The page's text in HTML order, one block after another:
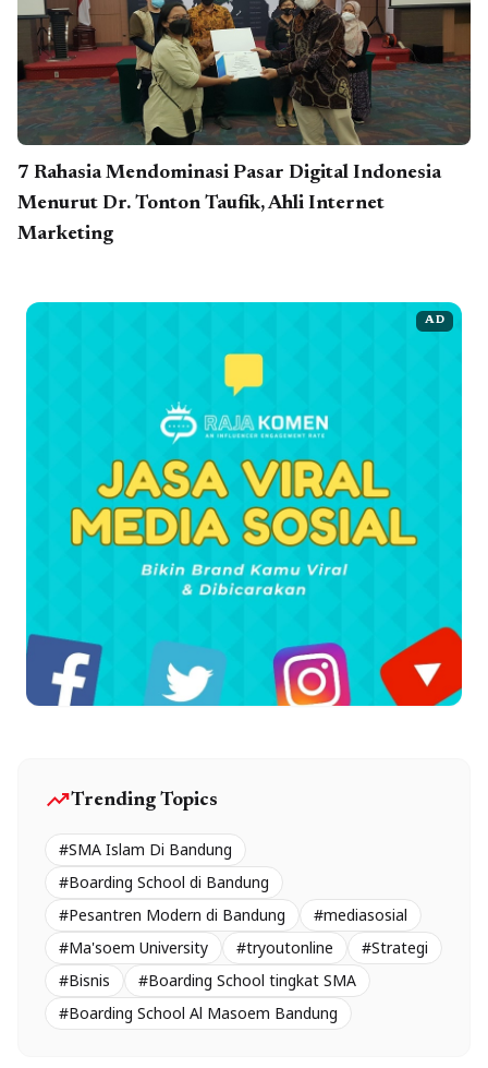
7 Rahasia Mendominasi Pasar Digital Indonesia
Menurut Dr. Tonton Taufik, Ahli Internet
Marketing
AD
trending_upTrending Topics
#SMA Islam Di Bandung
#Boarding School di Bandung
#Pesantren Modern di Bandung
#mediasosial
#Ma'soem University
#tryoutonline
#Strategi
#Bisnis
#Boarding School tingkat SMA
#Boarding School Al Masoem Bandung